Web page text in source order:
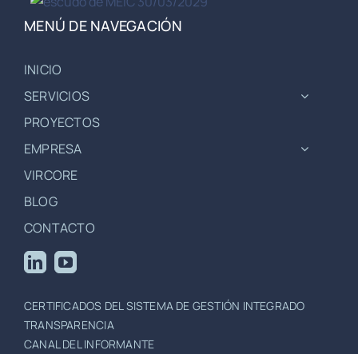
MENÚ DE NAVEGACIÓN
INICIO
SERVICIOS
PROYECTOS
EMPRESA
VIRCORE
BLOG
CONTACTO
CERTIFICADOS DEL SISTEMA DE GESTIÓN INTEGRADO
TRANSPARENCIA
CANAL DEL INFORMANTE